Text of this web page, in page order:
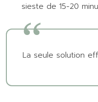
sieste de 15-20
La seule solution